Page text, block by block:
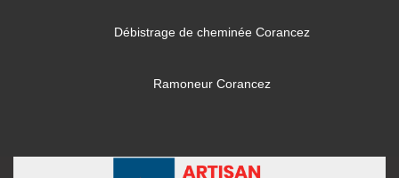
Débistrage de cheminée Corancez
Ramoneur Corancez